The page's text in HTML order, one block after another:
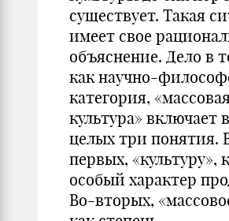
существует. Такая
имеет свое
объяснение. Дело в
как научно-
категория,
культура» включает
целых три понятия.
первых, «культуру»,
особый характер
Во-вторых,